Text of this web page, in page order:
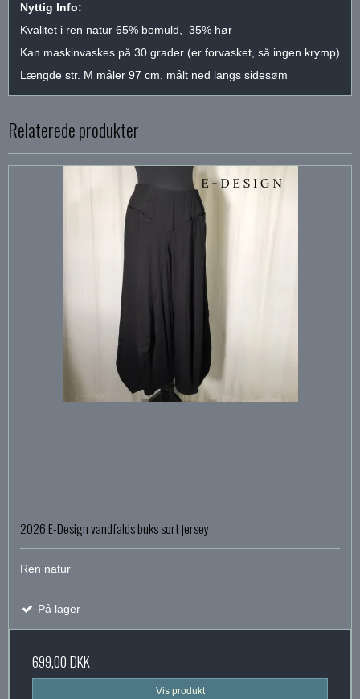
Nyttig Info:
Kvalitet i ren natur 65% bomuld, 35% hør
Kan maskinvaskes på 30 grader (er forvasket, så ingen krymp)
Længde str. M måler 97 cm. målt ned langs sidesøm
Relaterede produkter
2026 E-Design vandfalds buks sort jersey
Ren natur
På lager
699,00 DKK
Vis produkt